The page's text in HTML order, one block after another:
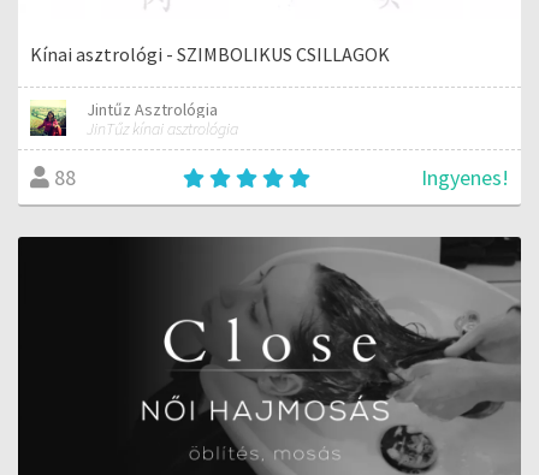
Kínai asztrológi - SZIMBOLIKUS CSILLAGOK
Jintűz Asztrológia
JinTűz kínai asztrológia
88 Ingyenes!